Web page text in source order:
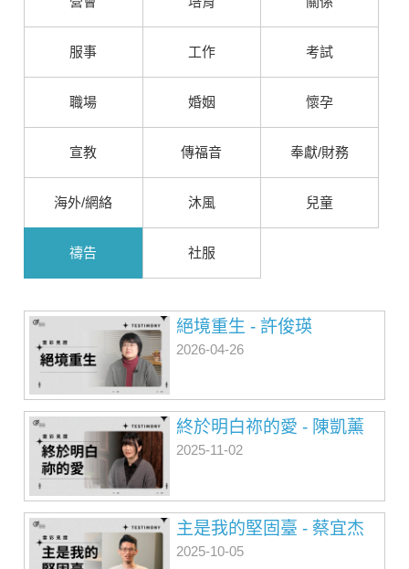
服事 工作 考試
職場 婚姻 懷孕
宣教 傳福音 奉獻/財務
海外/網絡 沐風 兒童
禱告 社服
絕境重生 - 許俊瑛
2026-04-26
終於明白祢的愛 - 陳凱薰
2025-11-02
主是我的堅固臺 - 蔡宜杰
2025-10-05